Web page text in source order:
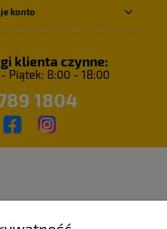
konto
klienta czynne:
Piątek: 8:00 - 18:00
1804